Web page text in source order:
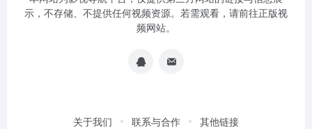
示，不存储、不提供任何视频资源。若需观看，请前往正版视
频网站。
关于我们 联系与合作 其他链接